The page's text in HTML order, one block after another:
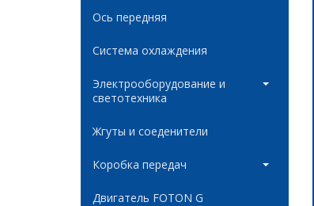
Ось передняя
Система охлаждения
Электрооборудование и
светотехника
Жгуты и соеденители
Коробка передач
Двигатель FOTON G